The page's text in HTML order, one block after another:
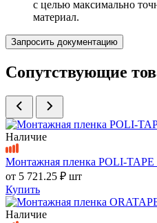
с целью максимально
материал.
Запросить документацию
Сопутствующие
Наличие
Монтажная пленка POLI-TAPE
от 5 721.25 ₽ шт
Купить
Наличие